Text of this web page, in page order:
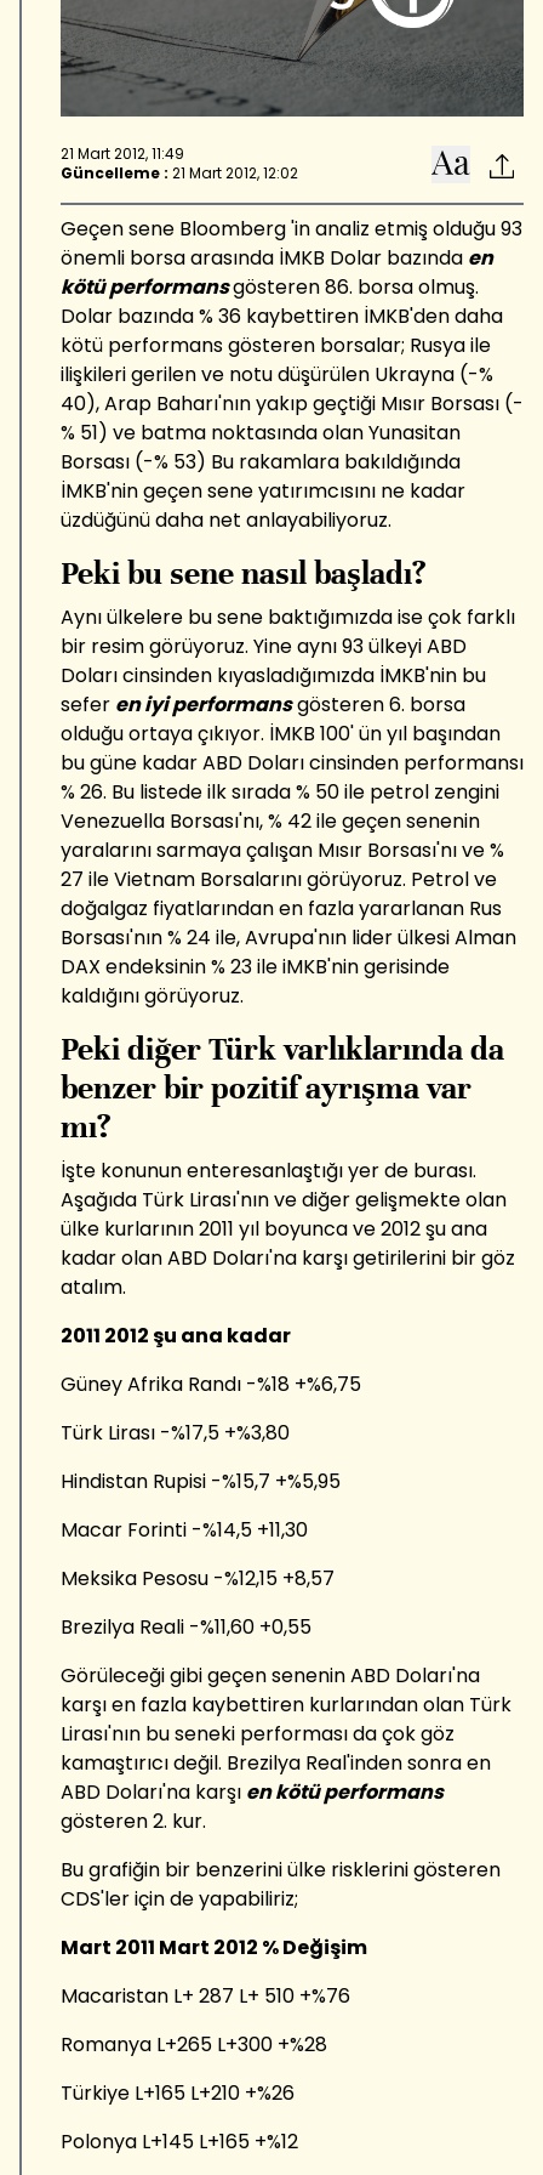
21 Mart 2012, 11:49
Güncelleme : 21 Mart 2012, 12:02
Geçen sene Bloomberg 'in analiz etmiş olduğu 93
önemli borsa arasında İMKB Dolar bazında en
kötü performansgösteren 86. borsa olmuş.
Dolar bazında % 36 kaybettiren İMKB'den daha
kötü performans gösteren borsalar; Rusya ile
ilişkileri gerilen ve notu düşürülen Ukrayna (-%
40), Arap Baharı'nın yakıp geçtiği Mısır Borsası (-
% 51) ve batma noktasında olan Yunasitan
Borsası (-% 53) Bu rakamlara bakıldığında
İMKB'nin geçen sene yatırımcısını ne kadar
üzdüğünü daha net anlayabiliyoruz.
Peki bu sene nasıl başladı?
Aynı ülkelere bu sene baktığımızda ise çok farklı
bir resim görüyoruz. Yine aynı 93 ülkeyi ABD
Doları cinsinden kıyasladığımızda İMKB'nin bu
sefer en iyi performansgösteren 6. borsa
olduğu ortaya çıkıyor. İMKB 100' ün yıl başından
bu güne kadar ABD Doları cinsinden performansı
% 26. Bu listede ilk sırada % 50 ile petrol zengini
Venezuella Borsası'nı, % 42 ile geçen senenin
yaralarını sarmaya çalışan Mısır Borsası'nı ve %
27 ile Vietnam Borsalarını görüyoruz. Petrol ve
doğalgaz fiyatlarından en fazla yararlanan Rus
Borsası'nın % 24 ile, Avrupa'nın lider ülkesi Alman
DAX endeksinin % 23 ile iMKB'nin gerisinde
kaldığını görüyoruz.
Peki diğer Türk varlıklarında da
benzer bir pozitif ayrışma var
mı?
İşte konunun enteresanlaştığı yer de burası.
Aşağıda Türk Lirası'nın ve diğer gelişmekte olan
ülke kurlarının 2011 yıl boyunca ve 2012 şu ana
kadar olan ABD Doları'na karşı getirilerini bir göz
atalım.
2011 2012 şu ana kadar
Güney Afrika Randı -%18 +%6,75
Türk Lirası -%17,5 +%3,80
Hindistan Rupisi -%15,7 +%5,95
Macar Forinti -%14,5 +11,30
Meksika Pesosu -%12,15 +8,57
Brezilya Reali -%11,60 +0,55
Görüleceği gibi geçen senenin ABD Doları'na
karşı en fazla kaybettiren kurlarından olan Türk
Lirası'nın bu seneki performası da çok göz
kamaştırıcı değil. Brezilya Real'inden sonra en
ABD Doları'na karşı en kötü performans
gösteren 2. kur.
Bu grafiğin bir benzerini ülke risklerini gösteren
CDS'ler için de yapabiliriz;
Mart 2011 Mart 2012 % Değişim
Macaristan L+ 287 L+ 510 +%76
Romanya L+265 L+300 +%28
Türkiye L+165 L+210 +%26
Polonya L+145 L+165 +%12